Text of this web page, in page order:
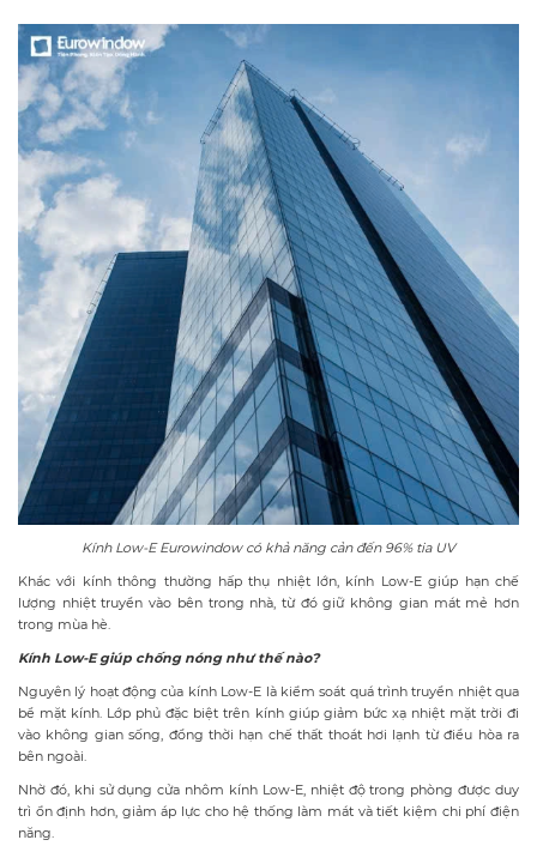
Kính Low-E Eurowindow có khả năng cản đến 96% tia UV
Khác với kính thông thường hấp thụ nhiệt lớn, kính Low-E giúp hạn chế
lượng nhiệt truyền vào bên trong nhà, từ đó giữ không gian mát mẻ hơn
trong mùa hè.
Kính Low-E giúp chống nóng như thế nào?
Nguyên lý hoạt động của kính Low-E là kiểm soát quá trình truyền nhiệt qua
bề mặt kính. Lớp phủ đặc biệt trên kính giúp giảm bức xạ nhiệt mặt trời đi
vào không gian sống, đồng thời hạn chế thất thoát hơi lạnh từ điều hòa ra
bên ngoài.
Nhờ đó, khi sử dụng cửa nhôm kính Low-E, nhiệt độ trong phòng được duy
trì ổn định hơn, giảm áp lực cho hệ thống làm mát và tiết kiệm chi phí điện
năng.